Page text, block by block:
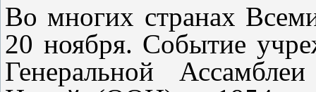
Во многих странах
20 ноября. Событие
Генеральной